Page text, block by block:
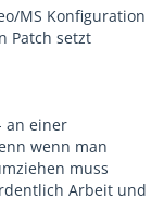
MS Konfiguration
Patch setzt
an einer
wenn man
muss
Arbeit und